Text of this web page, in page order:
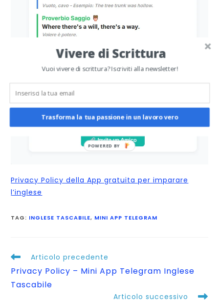
Privacy Policy della App gratuita per imparare
l’inglese
TAG: INGLESE TASCABILE, MINI APP TELEGRAM
Leggi
articoli
Articolo precedente
Privacy Policy – Mini App Telegram Inglese
Tascabile
Articolo successivo
Vivere di Scrittura
Vuoi vivere di scrittura? Iscriviti alla newsletter!
Trasforma la tua passione in un lavoro vero
POWERED